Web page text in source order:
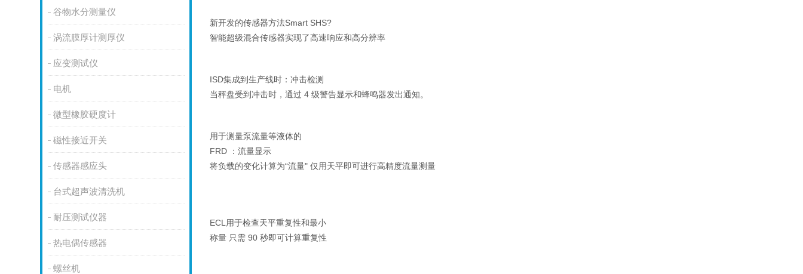
谷物水分测量仪
涡流膜厚计测厚仪
应变测试仪
电机
微型橡胶硬度计
磁性接近开关
传感器感应头
台式超声波清洗机
耐压测试仪器
热电偶传感器
螺丝机
新开发的传感器方法Smart SHS?
智能超级混合传感器实现了高速响应和高分辨率
ISD集成到生产线时：冲击检测
当秤盘受到冲击时，通过 4 级警告显示和蜂鸣器发出通知。
用于测量泵流量等液体的
FRD ：流量显示
将负载的变化计算为“流量" 仅用天平即可进行高精度流量测量
ECL用于检查天平重复性和最小
称量 只需 90 秒即可计算重复性